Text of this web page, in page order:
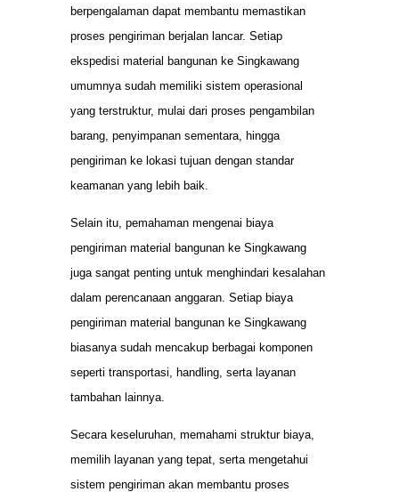
berpengalaman dapat membantu memastikan
proses pengiriman berjalan lancar. Setiap
ekspedisi material bangunan ke Singkawang
umumnya sudah memiliki sistem operasional
yang terstruktur, mulai dari proses pengambilan
barang, penyimpanan sementara, hingga
pengiriman ke lokasi tujuan dengan standar
keamanan yang lebih baik.
Selain itu, pemahaman mengenai biaya
pengiriman material bangunan ke Singkawang
juga sangat penting untuk menghindari kesalahan
dalam perencanaan anggaran. Setiap biaya
pengiriman material bangunan ke Singkawang
biasanya sudah mencakup berbagai komponen
seperti transportasi, handling, serta layanan
tambahan lainnya.
Secara keseluruhan, memahami struktur biaya,
memilih layanan yang tepat, serta mengetahui
sistem pengiriman akan membantu proses